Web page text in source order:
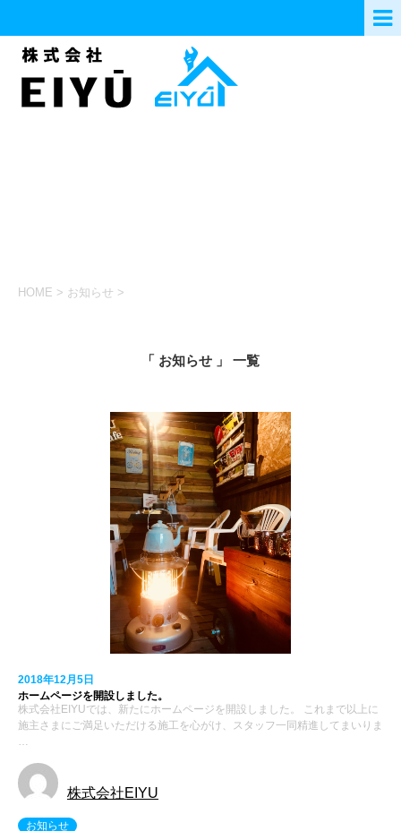
HOME > お知らせ >
「 お知らせ 」 一覧
2018年12月5日
ホームページを開設しました。
株式会社EIYUでは、新たにホームページを開設しました。 これまで以上に
施主さまにご満足いただける施工を心がけ、スタッフ一同精進してまいりま
…
株式会社EIYU
お知らせ